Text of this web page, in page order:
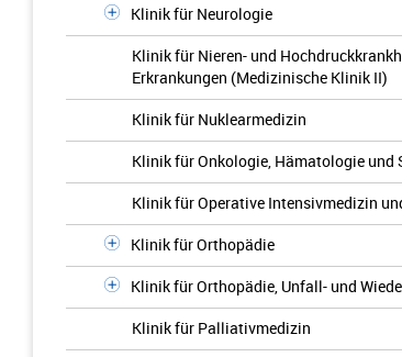
Klinik für Neurologie
Klinik für Nieren- und
Erkrankungen (Medizinische Klinik II)
Klinik für Nuklearmedizin
Klinik für Onkologie, Hämatologie
Klinik für Operative Intensivmedizin
Klinik für Orthopädie
Klinik für Orthopädie, Unfall- und
Klinik für Palliativmedizin